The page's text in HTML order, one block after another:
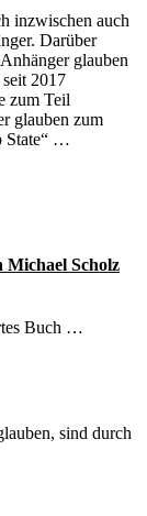
inzwischen auch
Darüber
glauben
2017
zum Teil
glauben zum
State“ …
Michael Scholz
Buch …
sind durch